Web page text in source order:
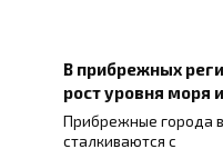
В прибрежных
рост уровня моря
Прибрежные города
сталкиваются с